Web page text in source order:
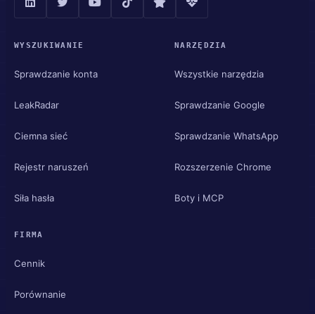
WYSZUKIWANIE
Sprawdzanie konta
LeakRadar
Ciemna sieć
Rejestr naruszeń
Siła hasła
NARZĘDZIA
Wszystkie narzędzia
Sprawdzanie Google
Sprawdzanie WhatsApp
Rozszerzenie Chrome
Boty i MCP
FIRMA
Cennik
Porównanie